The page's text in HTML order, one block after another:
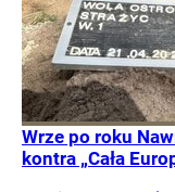
Wrze po roku
kontra „Cała